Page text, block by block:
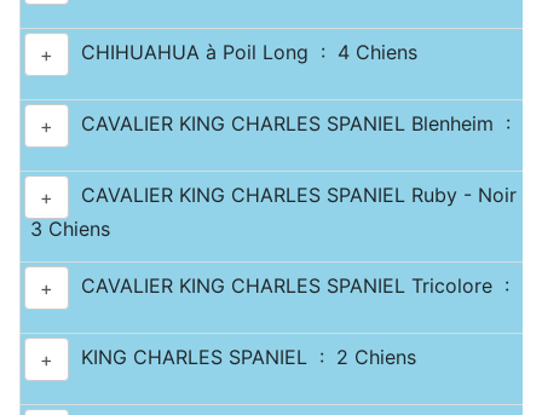
+ CHIHUAHUA à Poil Long : 4 Chiens
+ CAVALIER KING CHARLES SPANIEL Blenheim : 2
+
CAVALIER KING CHARLES SPANIEL Ruby - Noir
3 Chiens
+ CAVALIER KING CHARLES SPANIEL Tricolore : 2
+ KING CHARLES SPANIEL : 2 Chiens